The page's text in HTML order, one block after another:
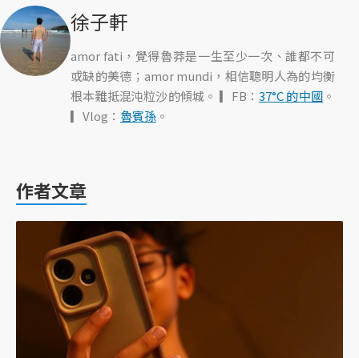
徐子軒
amor fati，覺得魯莽是一生至少一次、誰都不可
或缺的美德；amor mundi，相信聰明人為的均衡
根本難抵混沌粒沙的傾城。 ▎FB：37°C 的中國 。
▎Vlog： 魯賓孫 。
作者文章